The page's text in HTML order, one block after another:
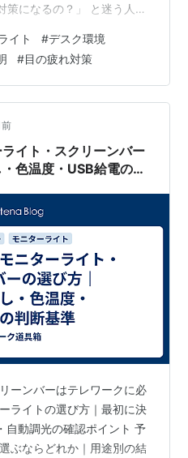
策になるの？」 と迷う人は
なり便利です。一方で、
トよりモニターライトの方
記事では、デスクライトが
ーライトとの違い、選び方
めます。 デスクライトと
上や手元…
イト #デスク環境
#目の疲れ対策
イト・スクリーンバー
色温度・USB給電の判
ーンバーはテレワークに必
ライトの選び方｜最初に決
自動調光の確認ポイント 予
ぶならどれか｜用途別の結